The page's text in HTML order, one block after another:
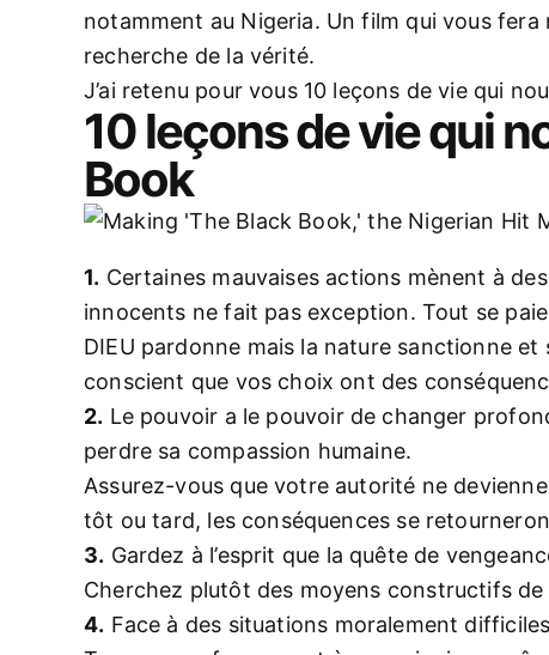
notamment au Nigeria. Un film qui vous
recherche de la vérité.
J’ai retenu pour vous 10 leçons de vie qui
10 leçons de vie qui
Book
1. Certaines mauvaises actions mènent à
innocents ne fait pas exception. Tout se
DIEU pardonne mais la nature sanctionne
conscient que vos choix ont des
2. Le pouvoir a le pouvoir de changer
perdre sa compassion humaine.
Assurez-vous que votre autorité ne
tôt ou tard, les conséquences se
3. Gardez à l’esprit que la quête de
Cherchez plutôt des moyens constructifs
4. Face à des situations moralement